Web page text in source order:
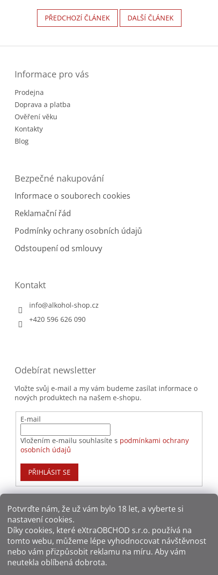
Potvrďte nám​​, že už vám bylo 18 let, a vyberte si
nastavení cookies.
Díky cookies, které eXtraOBCHOD s.r.o. používá na
tomto webu, můžeme lépe vyhodnocovat návštěvnost
nebo vám přizpůsobit reklamu na míru. Aby vám
neutekla oblíbená dobrota.
PŘEDCHOZÍ ČLÁNEK DALŠÍ ČLÁNEK
Informace pro vás
Prodejna
Doprava a platba
Ověření věku
Kontakty
Blog
Bezpečné nakupování
Informace o souborech cookies
Reklamační řád
Podmínky ochrany osobních údajů
Odstoupení od smlouvy
Kontakt
info@alkohol-shop.cz
+420 596 626 090
Odebírat newsletter
Vložte svůj e-mail a my vám budeme zasílat informace o
nových produktech na našem e-shopu.
E-mail
Vložením e-mailu souhlasíte s podmínkami ochrany
osobních údajů
PŘIHLÁSIT SE
Způsoby dopravy: